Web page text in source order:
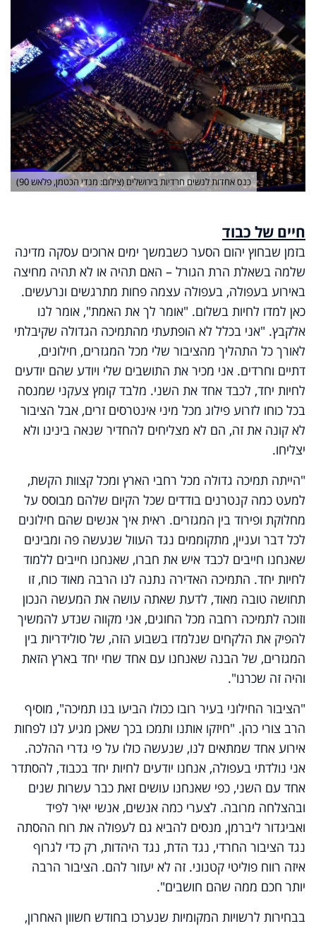
כנס אחדות לנשים חרדיות בירושלים (צילום: מנדי הכטמן, פלאש 90)
חיים של כבוד
בזמן שבחוץ יהום הסער כשבמשך ימים ארוכים עסקה מדינה
שלמה בשאלת הרת הגורל – האם תהיה או לא תהיה מחיצה
באירוע בעפולה, בעפולה עצמה פחות מתרגשים ונרעשים.
כאן למדו לחיות בשלום. "אומר לך את האמת", אומר לנו
אלקבץ. "אני בכלל לא הופתעתי מהתמיכה הגדולה שקיבלתי
לאורך כל התהליך מהציבור שלי מכל המגזרים, חילונים,
דתיים וחרדים. אני מכיר את התושבים שלי ויודע שהם יודעים
לחיות יחד, לכבד אחד את השני. מלבד קומץ צעקני שמנסה
בכל כוחו לזרוע פילוג מכל מיני אינטרסים זרים, אבל הציבור
לא קונה את זה, הם לא מצליחים להחדיר שנאה בינינו ולא
יצליחו.
"הייתה תמיכה גדולה מכל רחבי הארץ ומכל קצוות הקשת,
למעט כמה קנטרנים בודדים שכל הקיום שלהם מבוסס על
מחלוקת ופירוד בין המגזרים. ראית איך אנשים שהם חילונים
לכל דבר ועניין, מתקוממים נגד העוול שנעשה פה ומבינים
שאנחנו חייבים לכבד איש את חברו, שאנחנו חייבים ללמוד
לחיות יחד. התמיכה האדירה נתנה לנו הרבה מאוד כוח, זו
תחושה טובה מאוד, לדעת שאתה עושה את המעשה הנכון
וזוכה לתמיכה רחבה מכל החוגים, אני מקווה שנדע להמשיך
להפיק את הלקחים שנלמדו בשבוע הזה, של סולידריות בין
המגזרים, של הבנה שאנחנו עם אחד שחי יחד בארץ הזאת
והיה זה שכרנו".
"הציבור החילוני בעיר רובו ככולו הביעו בנו תמיכה", מוסיף
הרב צורי כהן. "חיזקו אותנו ותמכו בכך שאכן מגיע לנו לפחות
אירוע אחד שמתאים לנו, שנעשה כולו על פי גדרי ההלכה.
אני נולדתי בעפולה, אנחנו יודעים לחיות יחד בכבוד, להסתדר
אחד עם השני, כפי שאנחנו עושים זאת כבר עשרות שנים
ובהצלחה מרובה. לצערי כמה אנשים, אנשי יאיר לפיד
ואביגדור ליברמן, מנסים להביא גם לעפולה את רוח ההסתה
נגד הציבור החרדי, נגד הדת, נגד היהדות, רק כדי לגרוף
איזה רווח פוליטי קטנוני. זה לא יעזור להם. הציבור הרבה
יותר חכם ממה שהם חושבים".
בבחירות לרשויות המקומיות שנערכו בחודש חשוון האחרון,